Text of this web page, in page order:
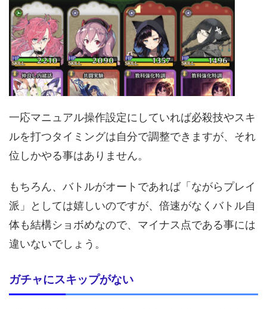
一応マニュアル操作設定にしていれば必殺技やスキ
ルを打つタイミングは自分で調整できますが、それ
位しかやる事はありません。
もちろん、バトルがオートであれば「ながらプレイ
派」としては嬉しいのですが、倍速がなくバトル自
体も結構ショボめなので、マイナス点である事には
違いないでしょう。
ガチャにスキップがない